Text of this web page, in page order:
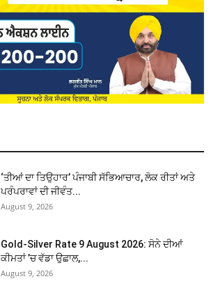
‘ਤੀਆਂ ਦਾ ਤਿਉਹਾਰ’ ਪੰਜਾਬੀ ਸੱਭਿਆਚਾਰ, ਲੋਕ ਰੀਤਾਂ ਅਤੇ
ਪਰੰਪਰਾਵਾਂ ਦੀ ਜੀਵੰਤ...
August 9, 2026
Gold-Silver Rate 9 August 2026: ਸੋਨੇ ਦੀਆਂ
ਕੀਮਤਾਂ ’ਚ ਵੱਡਾ ਉਛਾਲ,...
August 9, 2026